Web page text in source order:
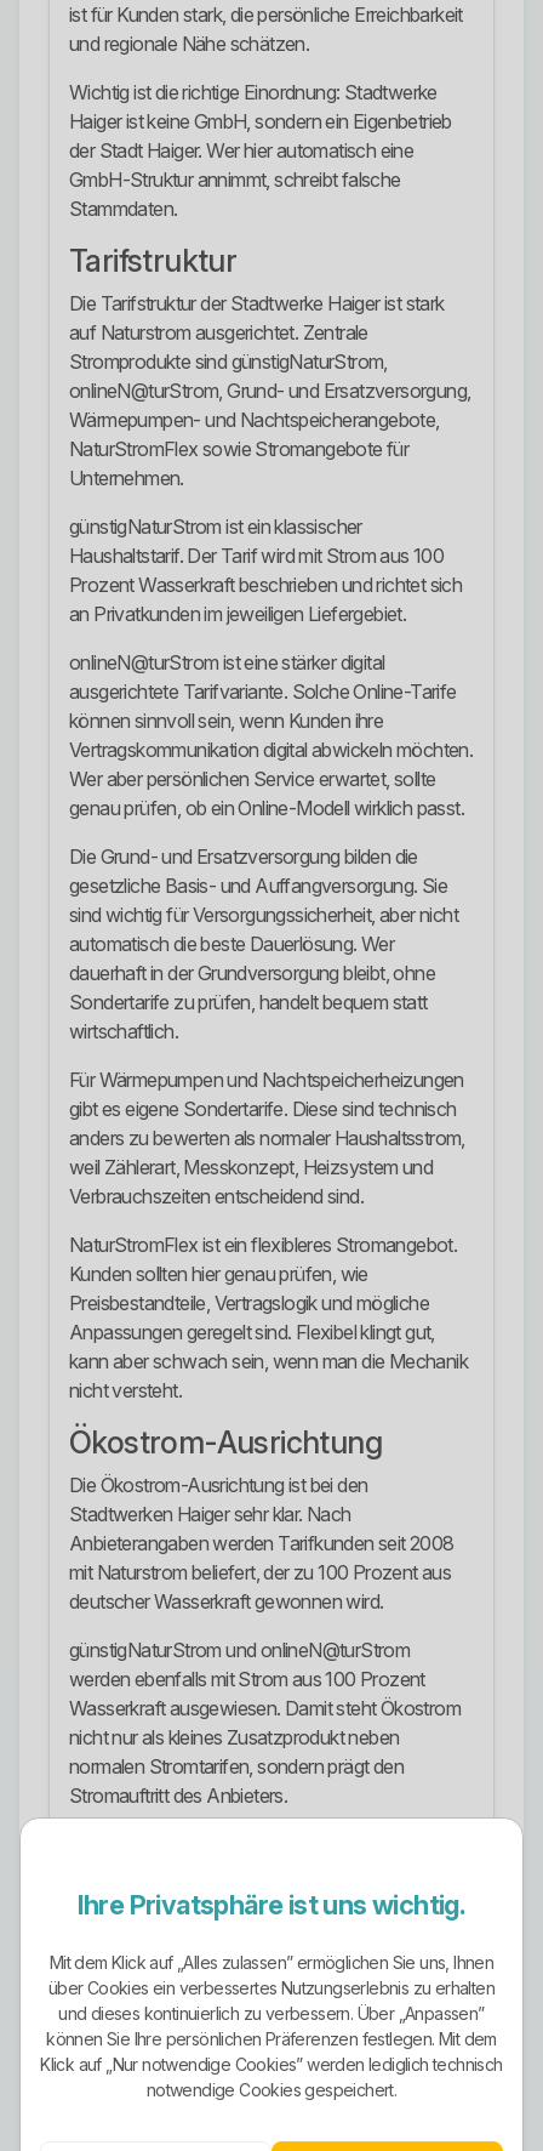
ist für Kunden stark, die persönliche Erreichbarkeit
und regionale Nähe schätzen.
Wichtig ist die richtige Einordnung: Stadtwerke
Haiger ist keine GmbH, sondern ein Eigenbetrieb
der Stadt Haiger. Wer hier automatisch eine
GmbH-Struktur annimmt, schreibt falsche
Stammdaten.
Tarifstruktur
Die Tarifstruktur der Stadtwerke Haiger ist stark
auf Naturstrom ausgerichtet. Zentrale
Stromprodukte sind günstigNaturStrom,
onlineN@turStrom, Grund- und Ersatzversorgung,
Wärmepumpen- und Nachtspeicherangebote,
NaturStromFlex sowie Stromangebote für
Unternehmen.
günstigNaturStrom ist ein klassischer
Haushaltstarif. Der Tarif wird mit Strom aus 100
Prozent Wasserkraft beschrieben und richtet sich
an Privatkunden im jeweiligen Liefergebiet.
onlineN@turStrom ist eine stärker digital
ausgerichtete Tarifvariante. Solche Online-Tarife
können sinnvoll sein, wenn Kunden ihre
Vertragskommunikation digital abwickeln möchten.
Wer aber persönlichen Service erwartet, sollte
genau prüfen, ob ein Online-Modell wirklich passt.
Die Grund- und Ersatzversorgung bilden die
gesetzliche Basis- und Auffangversorgung. Sie
sind wichtig für Versorgungssicherheit, aber nicht
automatisch die beste Dauerlösung. Wer
dauerhaft in der Grundversorgung bleibt, ohne
Sondertarife zu prüfen, handelt bequem statt
wirtschaftlich.
Für Wärmepumpen und Nachtspeicherheizungen
gibt es eigene Sondertarife. Diese sind technisch
anders zu bewerten als normaler Haushaltsstrom,
weil Zählerart, Messkonzept, Heizsystem und
Verbrauchszeiten entscheidend sind.
NaturStromFlex ist ein flexibleres Stromangebot.
Kunden sollten hier genau prüfen, wie
Preisbestandteile, Vertragslogik und mögliche
Anpassungen geregelt sind. Flexibel klingt gut,
kann aber schwach sein, wenn man die Mechanik
nicht versteht.
Ökostrom-Ausrichtung
Die Ökostrom-Ausrichtung ist bei den
Stadtwerken Haiger sehr klar. Nach
Anbieterangaben werden Tarifkunden seit 2008
mit Naturstrom beliefert, der zu 100 Prozent aus
deutscher Wasserkraft gewonnen wird.
günstigNaturStrom und onlineN@turStrom
werden ebenfalls mit Strom aus 100 Prozent
Wasserkraft ausgewiesen. Damit steht Ökostrom
nicht nur als kleines Zusatzprodukt neben
normalen Stromtarifen, sondern prägt den
Stromauftritt des Anbieters.
gilt: Ökostrom ist kein Freifahrtschein. Wer nur auf
Arbeitspreis, Laufzeit, Kündigungsfrist,
Zählertechnik und Gesamtpreis ignoriert, macht
keinen Tarifvergleich, sondern Wunschdenken.
Stromangebote
als zentrales Stromprodukt. Der Tarif richtet sich
Ihre Privatsphäre ist uns wichtig.
Mit dem Klick auf „Alles zulassen” ermöglichen Sie uns, Ihnen
über Cookies ein verbessertes Nutzungserlebnis zu erhalten
und dieses kontinuierlich zu verbessern. Über „Anpassen”
können Sie Ihre persönlichen Präferenzen festlegen. Mit dem
Klick auf „Nur notwendige Cookies” werden lediglich technisch
notwendige Cookies gespeichert.